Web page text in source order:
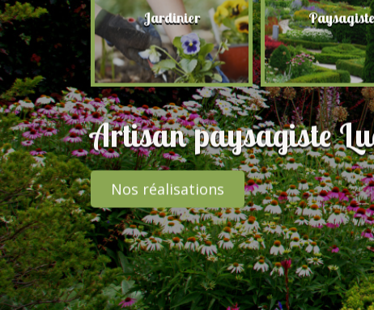
Jardinier Paysagiste
Artisan paysagiste
Nos réalisations